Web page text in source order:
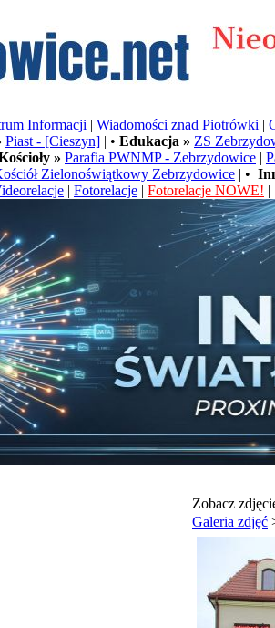
Informacji | Wiadomości znad Piotrówki |
Piast - [Cieszyn] | • Edukacja » ZS
» Parafia PWNMP - Zebrzydowice |
Zielonoświątkowy Zebrzydowice | •
| Fotorelacje | Fotorelacje NOWE! | |
Zobacz
Galeria zdjęć